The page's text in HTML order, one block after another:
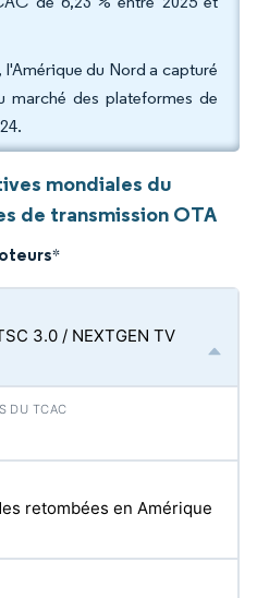
du Nord a capturé
marché des plateformes de
mondiales du
de transmission OTA
*
3.0 / NEXTGEN TV
retombées en Amérique